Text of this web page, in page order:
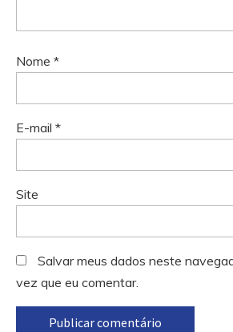
Nome *
E-mail *
Site
Salvar meus dados neste
vez que eu comentar.